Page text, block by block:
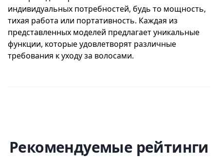
индивидуальных потребностей, будь то мощность,
тихая работа или портативность. Каждая из
представленных моделей предлагает уникальные
функции, которые удовлетворят различные
требования к уходу за волосами.
Рекомендуемые рейтинги